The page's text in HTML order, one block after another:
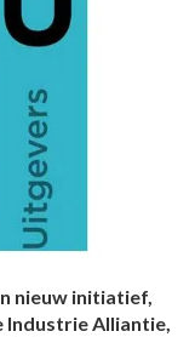
nieuw initiatief,
Industrie Alliantie,